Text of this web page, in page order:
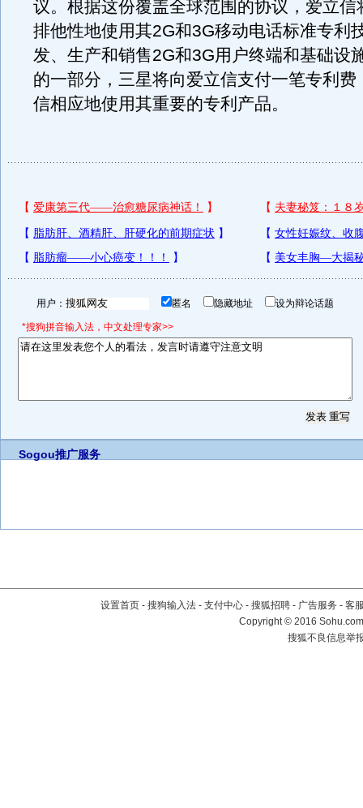
议。根据这份覆盖全球范围的协议，爱立信
排他性地使用其2G和3G移动电话标准专利
发、生产和销售2G和3G用户终端和基础设
的一部分，三星将向爱立信支付一笔专利费
信相应地使用其重要的专利产品。
用户： 匿名 隐藏地址 设为辩论话题
*搜狗拼音输入法，中文处理专家>>
Sogou推广服务
设置首页 - 搜狗输入法 - 支付中心 - 搜狐招聘 - 广告服务 - 客
Copyright©2016
搜狐不良信息举